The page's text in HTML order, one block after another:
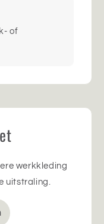
of
werkkleding
uitstraling.